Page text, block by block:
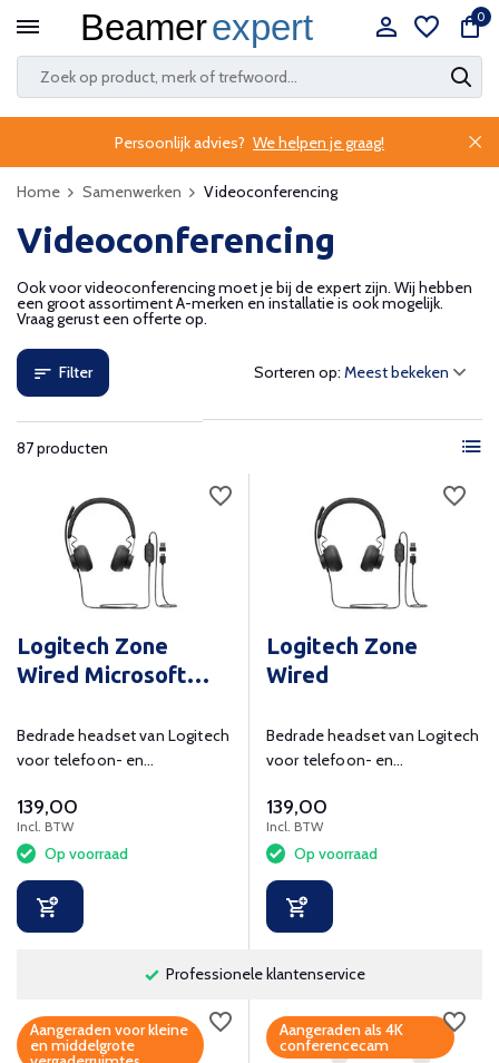
0
Persoonlijk advies? We helpen je graag!
Home Samenwerken Videoconferencing
Videoconferencing
Ook voor videoconferencing moet je bij de expert zijn. Wij hebben
een groot assortiment A-merken en installatie is ook mogelijk.
Vraag gerust een offerte op.
Filter
87 producten
Sorteren op:
Logitech Zone
Wired Microsoft
Bedrade headset van Logitech
voor telefoon- en
gecertificeerd voor Microsoft
Teams.
139,00
Incl. BTW
Op voorraad
Logitech Zone
Wired
Bedrade headset van Logitech
voor telefoon- en
139,00
Incl. BTW
Op voorraad
Professionele klantenservice
Aangeraden voor kleine
en middelgrote
Aangeraden als 4K
conferencecam